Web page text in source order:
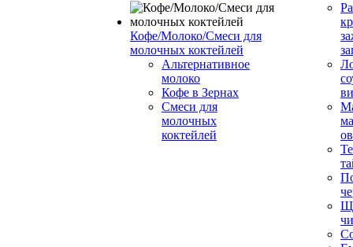
Кофе/Молоко/Смеси для
молочных коктейлей
Альтернативное
молоко
Кофе в Зернах
Смеси для
молочных
коктейлей